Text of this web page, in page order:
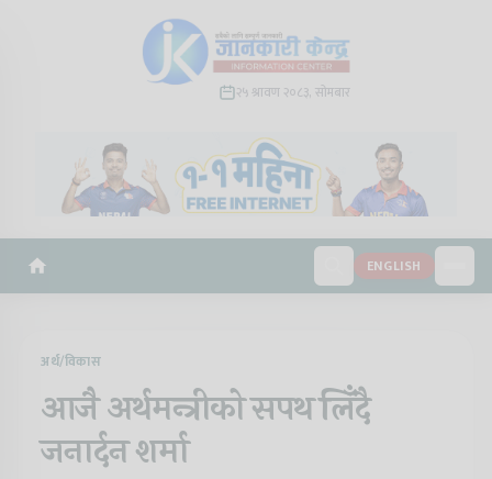
२५ श्रावण २०८३, सोमबार
ENGLISH
अर्थ/विकास
आजै अर्थमन्त्रीको सपथ लिँदै
जनार्दन शर्मा